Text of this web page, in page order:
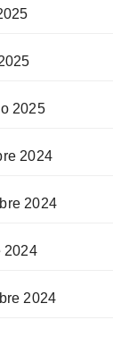
2025
2024
2024
2024
2024